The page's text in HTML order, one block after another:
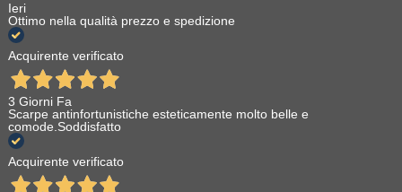
Ieri
Ottimo nella qualità prezzo e spedizione
Acquirente verificato
3 Giorni Fa
Scarpe antinfortunistiche esteticamente molto belle e
comode.Soddisfatto
Acquirente verificato